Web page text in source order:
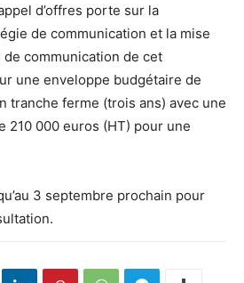
d’offres porte sur la
de communication et la mise
communication de cet
une enveloppe budgétaire de
tranche ferme (trois ans) avec une
210 000 euros (HT) pour une
3 septembre prochain pour